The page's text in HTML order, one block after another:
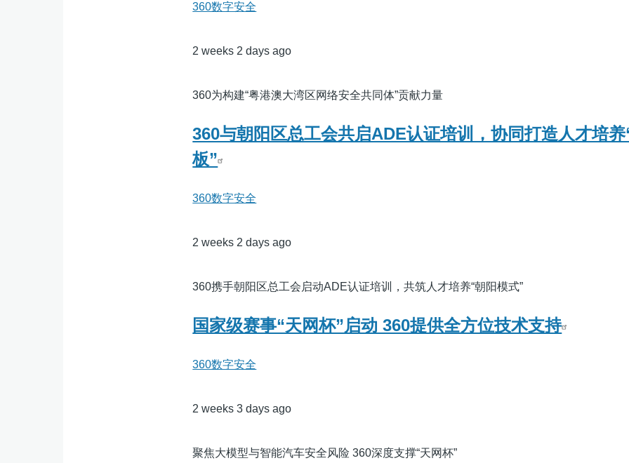
360数字安全
2 weeks 2 days ago
360为构建“粤港澳大湾区网络安全共同体”贡献力量
360与朝阳区总工会共启ADE认证培训，协同打造人才培
板”
360数字安全
2 weeks 2 days ago
360携手朝阳区总工会启动ADE认证培训，共筑人才培养“朝阳模式”
国家级赛事“天网杯”启动 360提供全方位技术支持
360数字安全
2 weeks 3 days ago
聚焦大模型与智能汽车安全风险 360深度支撑“天网杯”